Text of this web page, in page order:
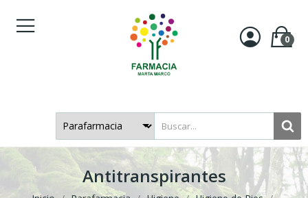
0
Antitranspirantes